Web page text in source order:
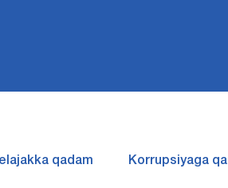
qadam Korrupsiyaga